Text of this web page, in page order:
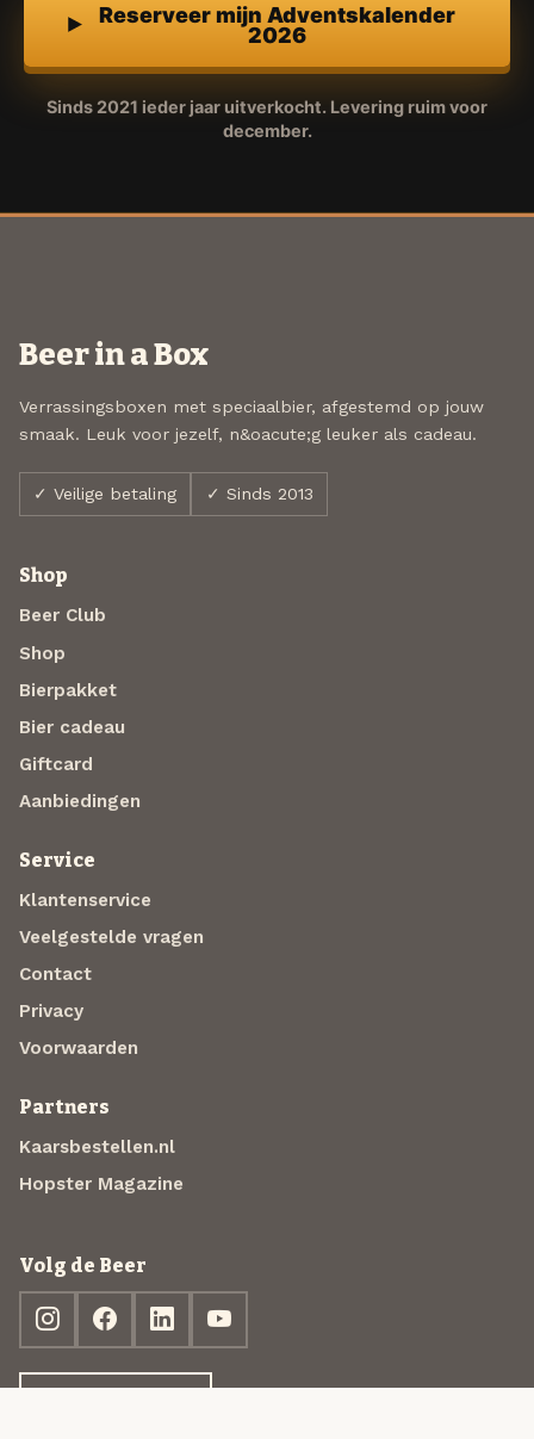
Reserveer mijn Adventskalender
2026
Sinds 2021 ieder jaar uitverkocht. Levering ruim voor
december.
Beer in a Box
Verrassingsboxen met speciaalbier, afgestemd op jouw
smaak. Leuk voor jezelf, n&oacute;g leuker als cadeau.
✓ Veilige betaling ✓ Sinds 2013
Shop
Beer Club
Shop
Bierpakket
Bier cadeau
Giftcard
Aanbiedingen
Service
Klantenservice
Veelgestelde vragen
Contact
Privacy
Voorwaarden
Partners
Kaarsbestellen.nl
Hopster Magazine
Volg de Beer